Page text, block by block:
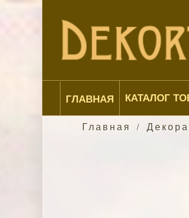
ГЛАВНАЯ КАТАЛОГ
Главная /